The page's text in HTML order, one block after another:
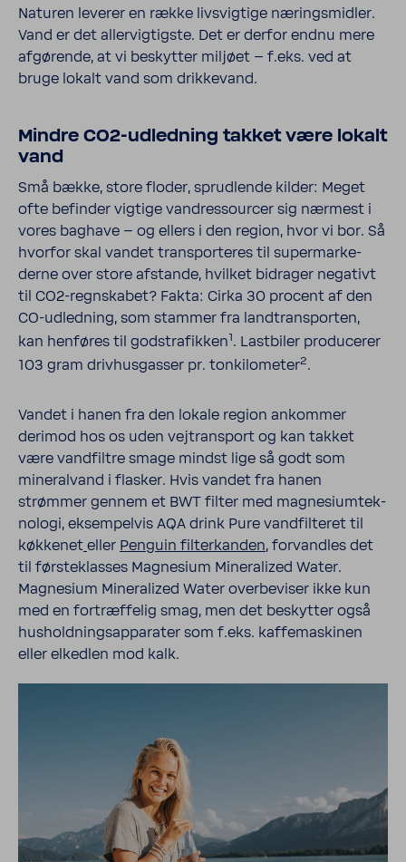
Naturen leverer en række livsvig­tige næringsmidler.
Vand er det aller­vig­tigste. Det er derfor endnu mere
afgørende, at vi beskytter miljøet – f.eks. ved at
bruge lokalt vand som drik­kevand.
Mindre CO2-​udled­ning takket være lokalt
vand
Små bække, store floder, sprud­lende kilder: Meget
ofte befinder vigtige vandres­sourcer sig nærmest i
vores baghave – og ellers i den region, hvor vi bor. Så
hvorfor skal vandet trans­por­teres til super­mar­ke­
derne over store afstande, hvilket bidrager nega­tivt
til CO2-​regn­skabet? Fakta: Cirka 30 procent af den
CO-​udled­ning, som stammer fra land­trans­porten,
kan henføres til godstra­fikken1. Last­biler produ­cerer
103 gram driv­hus­gasser pr. tonki­lo­meter2.
Vandet i hanen fra den lokale region ankommer
derimod hos os uden vejtrans­port og kan takket
være vand­filtre smage mindst lige så godt som
mine­ralvand i flasker. Hvis vandet fra hanen
strømmer gennem et BWT filter med magne­si­um­tek­
no­logi, eksem­pelvis AQA drink Pure vand­fil­teret til
køkkenet eller Penguin filter­kanden, forvandles det
til første­klasses Magne­sium Mine­ra­lized Water.
Magne­sium Mine­ra­lized Water over­be­viser ikke kun
med en fortræf­felig smag, men det beskytter også
hushold­nings­ap­pa­rater som f.eks. kaffe­ma­skinen
eller elkedlen mod kalk.